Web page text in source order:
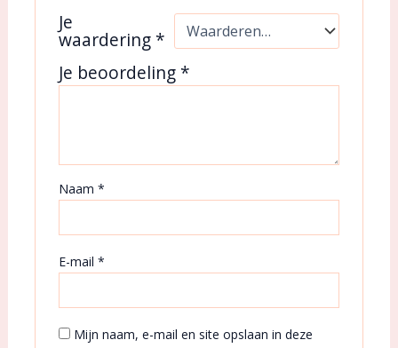
Je
waardering *
Je beoordeling *
Naam*
E-mail*
Mijn naam, e-mail en site opslaan in deze